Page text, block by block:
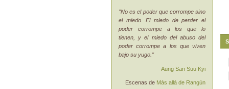
"No es el poder que corrompe sino
el miedo. El miedo de perder el
poder corrompe a los que lo
tienen, y el miedo del abuso del
poder corrompe a los que viven
bajo su yugo."
Aung San Suu Kyi
Escenas de Más allá de Rangún